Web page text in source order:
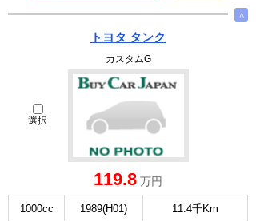
∧
トヨタ タンク
カスタムG
選択
119.8 万円
1000cc 1989(H01) 11.4千Km